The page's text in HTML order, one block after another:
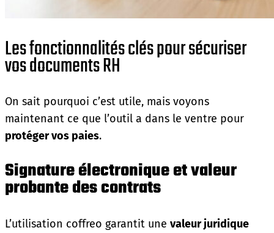
Les fonctionnalités clés pour sécuriser
vos documents RH
On sait pourquoi c’est utile, mais voyons
maintenant ce que l’outil a dans le ventre pour
protéger vos paies.
Signature électronique et valeur
probante des contrats
L’utilisation coffreo garantit une valeur juridique